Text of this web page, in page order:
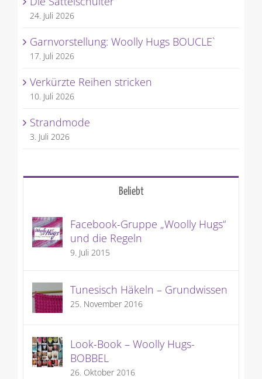
24. Juli 2026
Garnvorstellung: Woolly Hugs BOUCLE`
17. Juli 2026
Verkürzte Reihen stricken
10. Juli 2026
Strandmode
3. Juli 2026
Beliebt
Facebook-Gruppe „Woolly Hugs“
und die Regeln
9. Juli 2015
Tunesisch Häkeln – Grundwissen
25. November 2016
Look-Book – Woolly Hugs-
BOBBEL
26. Oktober 2016